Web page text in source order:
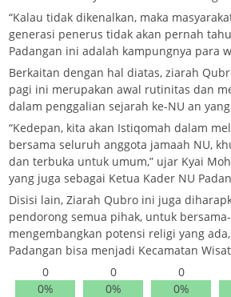
“Kalau tidak dikenalkan, maka
generasi penerus tidak akan pernah
Padangan ini adalah kampungnya para
Berkaitan dengan hal diatas, ziarah
pagi ini merupakan awal rutinitas dan
dalam penggalian sejarah ke-NU an
“Kedepan, kita akan Istiqomah dalam
bersama seluruh anggota jamaah NU,
dan terbuka untuk umum,” ujar Kyai
yang juga sebagai Ketua Kader NU
Disisi lain, Ziarah Qubro ini juga
pendorong semua pihak, untuk
mengembangkan potensi religi yang
Padangan bisa menjadi Kecamatan
0
0%
0
0%
0
0%